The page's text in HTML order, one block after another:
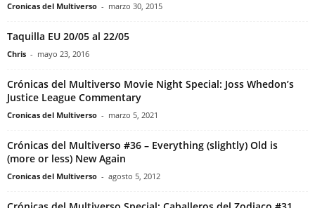
Cronicas del Multiverso - marzo 30, 2015
Taquilla EU 20/05 al 22/05
Chris - mayo 23, 2016
Crónicas del Multiverso Movie Night Special: Joss Whedon’s
Justice League Commentary
Cronicas del Multiverso - marzo 5, 2021
Crónicas del Multiverso #36 – Everything (slightly) Old is
(more or less) New Again
Cronicas del Multiverso - agosto 5, 2012